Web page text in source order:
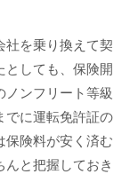
を乗り換えて契
としても、保険開
ンフリート等級
でに運転免許証の
保険料が安く済む
と把握しておき